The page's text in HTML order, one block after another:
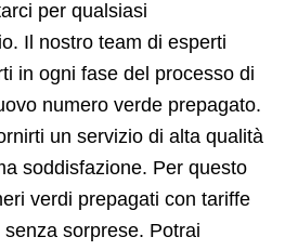
per qualsiasi
Il nostro team di esperti
in ogni fase del processo di
numero verde prepagato.
un servizio di alta qualità
soddisfazione. Per questo
verdi prepagati con tariffe
sorprese. Potrai